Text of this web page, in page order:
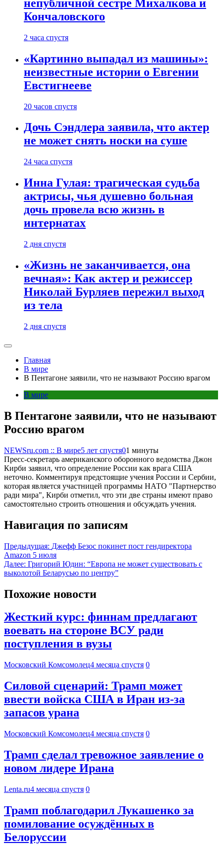
непубличной сестре Михалкова и
Кончаловского
2 часа спустя
«Картинно выпадал из машины»:
неизвестные истории о Евгении
Евстигнееве
20 часов спустя
Дочь Сэндлера заявила, что актер
не может снять носки на суше
24 часа спустя
Инна Гулая: трагическая судьба
актрисы, чья душевно больная
дочь провела всю жизнь в
интернатах
2 дня спустя
«Жизнь не заканчивается, она
вечная»: Как актер и режиссер
Николай Бурляев пережил выход
из тела
2 дня спустя
Главная
В мире
В Пентагоне заявили, что не называют Россию врагом
В мире
В Пентагоне заявили, что не называют
Россию врагом
NEWSru.com :: В мире5 лет спустя01 минуты
Пресс-секретарь американского оборонного ведомства Джон
Кирби заявил, что определение России как врага США
неточно. Комментируя предстоящие учения России и Сербии,
которая является участницей программы НАТО "Партнерство
ради мира", Кирби отметил, что эти две страны имеют право
самостоятельно строить отношения и обсуждать учения.
Навигация по записям
Предыдущая: Джефф Безос покинет пост гендиректора
Amazon 5 июля
Далее: Григорий Юдин: “Европа не может существовать с
выколотой Беларусью по центру”
Похожие новости
Жесткий курс: финнам предлагают
воевать на стороне ВСУ ради
поступления в вузы
Московский Комсомолец4 месяца спустя 0
Силовой сценарий: Трамп может
ввести войска США в Иран из-за
запасов урана
Московский Комсомолец4 месяца спустя 0
Трамп сделал тревожное заявление о
новом лидере Ирана
Lenta.ru4 месяца спустя 0
Трамп поблагодарил Лукашенко за
помилование осуждённых в
Белоруссии